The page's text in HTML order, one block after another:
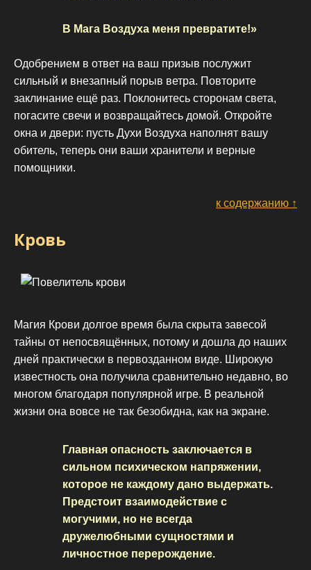
В Мага Воздуха меня превратите!»
Одобрением в ответ на ваш призыв послужит
сильный и внезапный порыв ветра. Повторите
заклинание ещё раз. Поклонитесь сторонам света,
погасите свечи и возвращайтесь домой. Откройте
окна и двери: пусть Духи Воздуха наполнят вашу
обитель, теперь они ваши хранители и верные
помощники.
к содержанию ↑
Кровь
Магия Крови долгое время была скрыта завесой
тайны от непосвящённых, потому и дошла до наших
дней практически в первозданном виде. Широкую
известность она получила сравнительно недавно, во
многом благодаря популярной игре. В реальной
жизни она вовсе не так безобидна, как на экране.
Главная опасность заключается в
сильном психическом напряжении,
которое не каждому дано выдержать.
Предстоит взаимодействие с
могучими, но не всегда
дружелюбными сущностями и
личностное перерождение.